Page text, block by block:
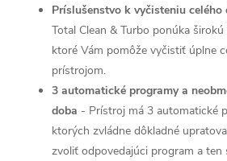
Príslušenstvo k vyčisteniu celého
Total Clean & Turbo ponúka
ktoré Vám pomôže vyčistiť úplne
prístrojom.
3 automatické programy a
doba - Prístroj má 3 automatické
ktorých zvládne dôkladné
zvoliť odpovedajúci program a ten